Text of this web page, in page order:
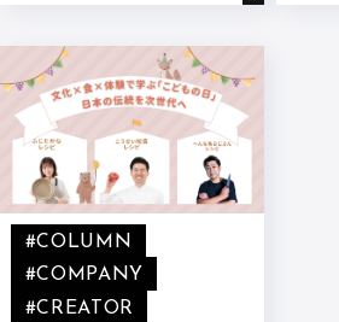
#COLUMN
#COMPANY
#CREATOR